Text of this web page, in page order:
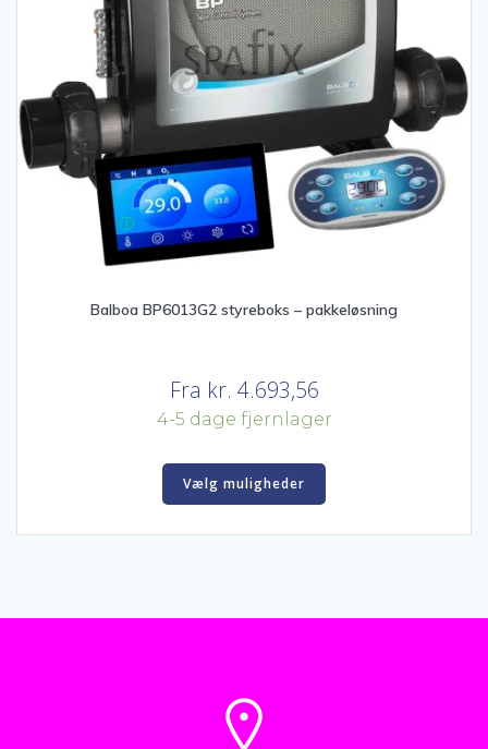
Balboa BP6013G2 styreboks – pakkeløsning
Fra kr. 4.693,56
4-5 dage fjernlager
Vælg muligheder